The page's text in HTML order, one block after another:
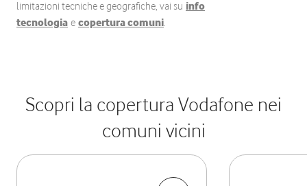
limitazioni tecniche e geografiche, vai su info
tecnologia e copertura comuni.
Scopri la copertura Vodafone nei
comuni vicini